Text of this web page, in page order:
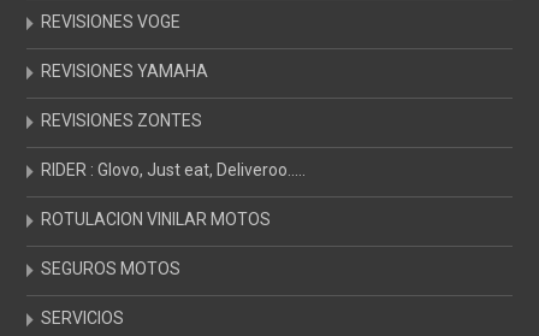
REVISIONES VOGE
REVISIONES YAMAHA
REVISIONES ZONTES
RIDER : Glovo, Just eat, Deliveroo…..
ROTULACION VINILAR MOTOS
SEGUROS MOTOS
SERVICIOS